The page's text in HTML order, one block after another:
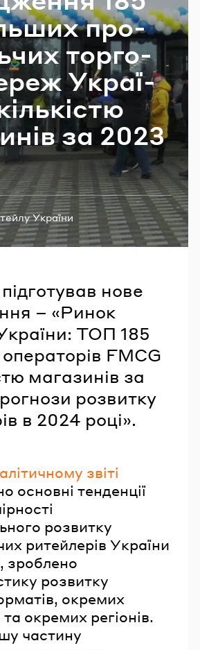
про­
тор­го­
Укра­ї­
за 2023
України
нове
– «Ринок
ТОП 185
FMCG
магазинів за
розвитку
в 2024 році».
звіті
основні тенденції
розвитку
ритейлерів України
зроблено
розвитку
окремих
окремих регіонів.
частину
Забули пароль?
УВІЙТИ